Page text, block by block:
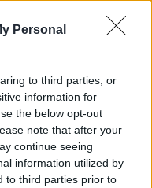
Personal
to third parties, or
information for
the below opt-out
note that after your
continue seeing
information utilized by
to third parties prior to